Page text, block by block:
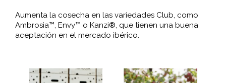
Aumenta la cosecha en las variedades Club, como
Ambrosia™, Envy™ o Kanzi®, que tienen una buena
aceptación en el mercado ibérico.